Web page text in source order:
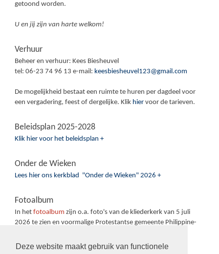
Deze website maakt gebruik van functionele
getoond worden.
U en jij zijn van harte welkom!
Verhuur
Beheer en verhuur: Kees Biesheuvel
tel: 06-23 74 96 13 e-mail: keesbiesheuvel123@gmail.com
De mogelijkheid bestaat een ruimte te huren per dagdeel voor
een vergadering, feest of dergelijke. Klik hier voor de tarieven.
Beleidsplan 2025-2028
Klik hier voor het beleidsplan +
Onder de Wieken
Lees hier ons kerkblad "Onder de Wieken" 2026 +
Fotoalbum
In het fotoalbum zijn o.a. foto's van de kliederkerk van 5 juli
2026 te zien en voormalige Protestantse gemeente Philippine-